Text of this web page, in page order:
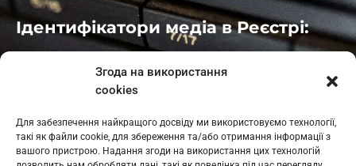
Згода на використання
cookies
Для забезпечення найкращого досвіду ми використовуємо технології,
такі як файли cookie, для збереження та/або отримання інформації з
вашого пристрою. Надання згоди на використання цих технологій
Ідентифікатори медіа в Реєстрі:
: L11-01410
: L11-01801
Косів: L11-01805
Гарасимів: L11-02274